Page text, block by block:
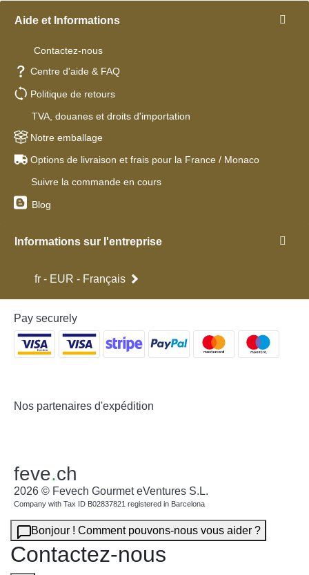
Aide et Informations
Contactez-nous
Centre d'aide & FAQ
Politique de retours
TVA, douanes et droits d'importation
Notre emballage
Options de livraison et frais pour la France / Monaco
Suivre la commande en cours
Blog
Informations sur l'entreprise
fr - EUR - Français
Pay securely
Nos partenaires d'expédition
feve.ch
2026 © Fevech Gourmet eVentures S.L.
Company with Tax ID B02837821 registered in Barcelona
Bonjour ! Comment pouvons-nous vous aider ?
Contactez-nous